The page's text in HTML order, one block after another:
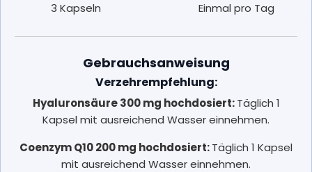
3 Kapseln Einmal pro Tag
Gebrauchsanweisung
Verzehrempfehlung:
Hyaluronsäure 300 mg hochdosiert:Täglich 1
Kapsel mit ausreichend Wasser einnehmen.
Coenzym Q10 200 mg hochdosiert:Täglich 1 Kapsel
mit ausreichend Wasser einnehmen.